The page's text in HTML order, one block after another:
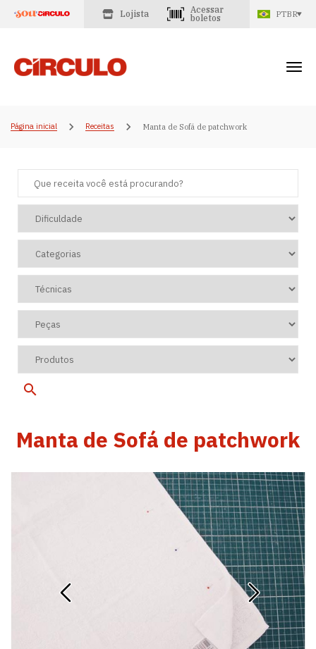
Lojista
Acessar
boletos
PTBR
Página inicial Receitas Manta de Sofá de patchwork
Manta de Sofá de patchwork